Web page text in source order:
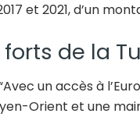
et 2021, d’un
de la
un accès à
Orient et une